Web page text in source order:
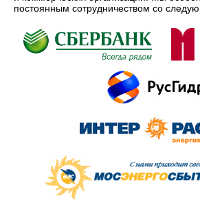
постоянным сотрудничеством со